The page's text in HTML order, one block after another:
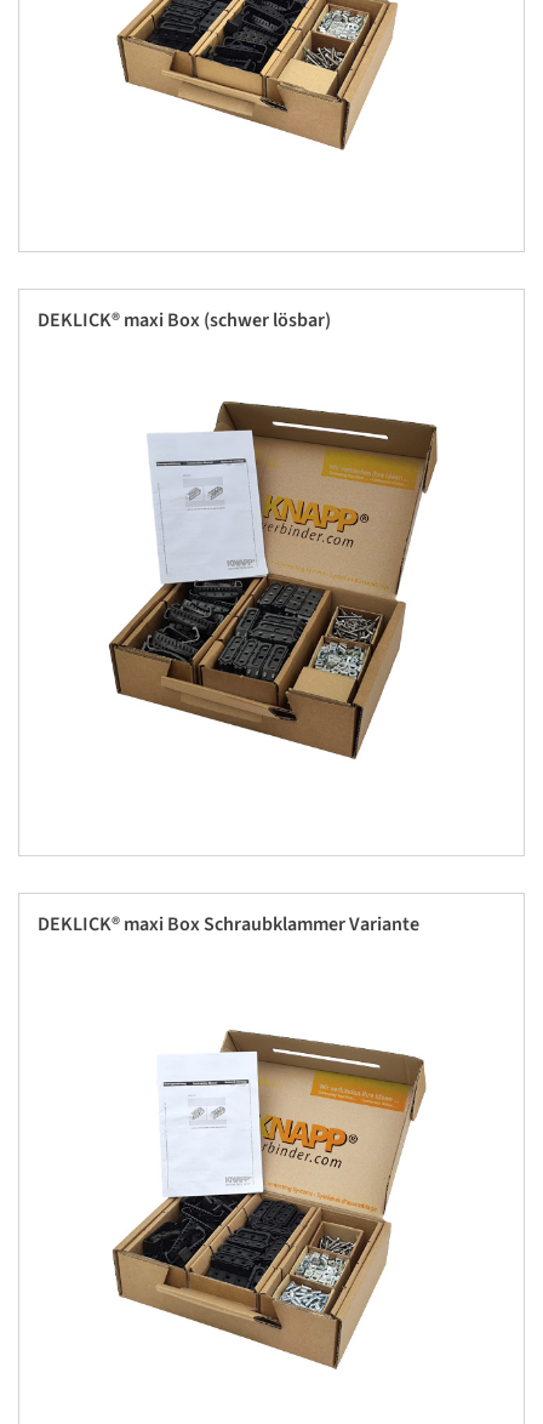
DEKLICK® maxi Box (schwer lösbar)
DEKLICK® maxi Box Schraubklammer Variante